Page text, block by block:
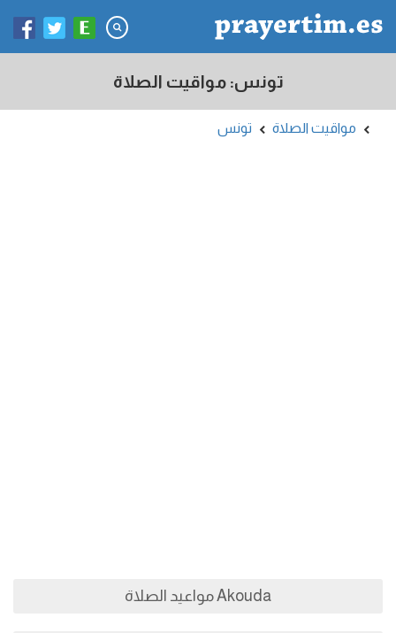
تونس: مواقيت الصلاة
مواقيت الصلاة تونس
Akouda مواعيد الصلاة